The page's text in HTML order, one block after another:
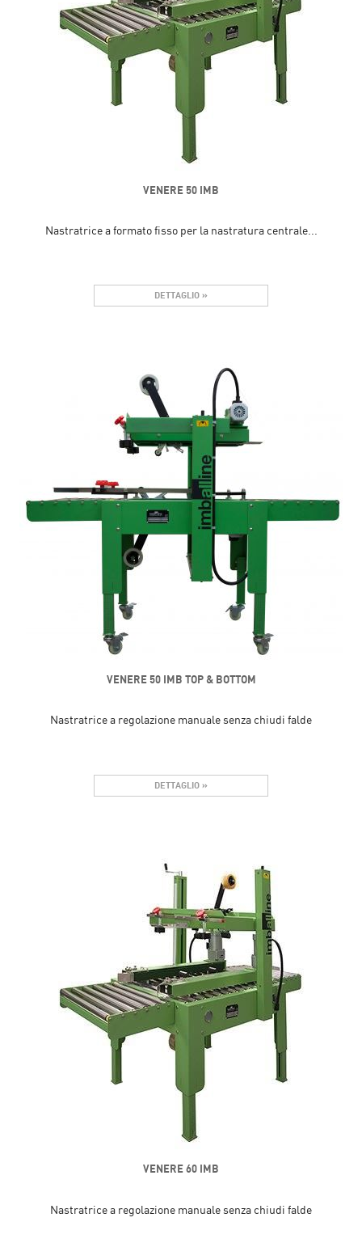
VENERE 50 IMB
Nastratrice a formato fisso per la nastratura centrale...
DETTAGLIO »
VENERE 50 IMB TOP & BOTTOM
Nastratrice a regolazione manuale senza chiudi falde
DETTAGLIO »
VENERE 60 IMB
Nastratrice a regolazione manuale senza chiudi falde